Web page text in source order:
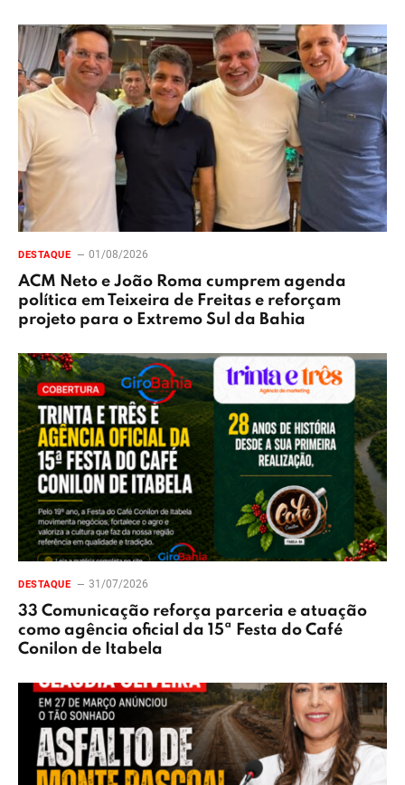
DESTAQUE 01/08/2026
ACM Neto e João Roma cumprem agenda
política em Teixeira de Freitas e reforçam
projeto para o Extremo Sul da Bahia
DESTAQUE 31/07/2026
33 Comunicação reforça parceria e atuação
como agência oficial da 15ª Festa do Café
Conilon de Itabela